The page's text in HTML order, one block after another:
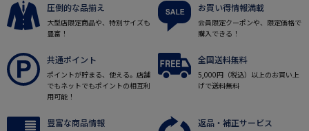
圧倒的な品揃え
大型店限定商品や、特別サイズも
豊富！
お買い得情報満載
会員限定クーポンや、限定価格で
購入できる！
共通ポイント
ポイントが貯まる、使える。店舗
でもネットでもポイントの相互利
用可能！
全国送料無料
5,000円（税込）以上のお買い上
げで送料無料
豊富な商品情報 返品・補正サービス